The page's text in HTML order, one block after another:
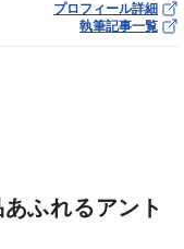
プロフィール詳細
執筆記事一覧
ふれるアント